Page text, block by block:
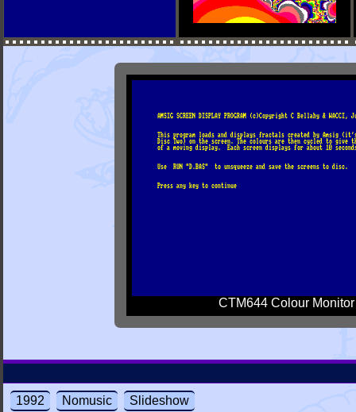
CTM644 Colour Monitor
1992 Nomusic Slideshow